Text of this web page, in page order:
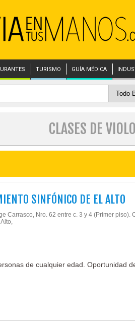
TURISMO GUÍA MÉDICA
CLASES DE
SINFÓNICO DE EL ALTO
Carrasco, Nro. 62 entre c. 3 y 4 (Primer piso).
de cualquier edad. Oportunidad